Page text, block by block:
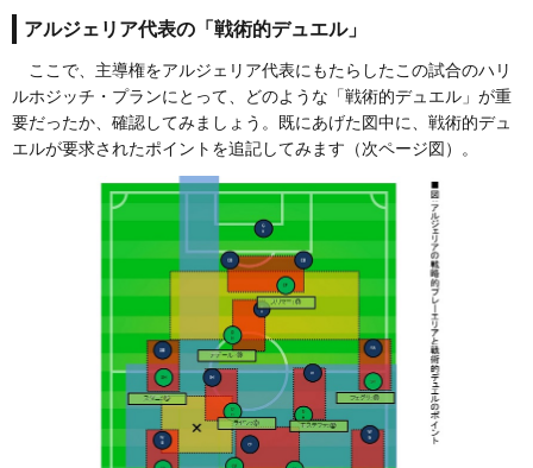
アルジェリア代表の「戦術的デュエル」
ここで、主導権をアルジェリア代表にもたらしたこの試合のハリ
ルホジッチ・プランにとって、どのような「戦術的デュエル」が重
要だったか、確認してみましょう。既にあげた図中に、戦術的デュ
エルが要求されたポイントを追記してみます（次ページ図）。